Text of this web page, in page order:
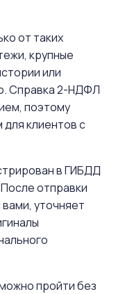
от таких
крупные
или
Справка 2-НДФЛ
поэтому
клиентов с
в ГИБДД
отправки
уточняет
пройти без